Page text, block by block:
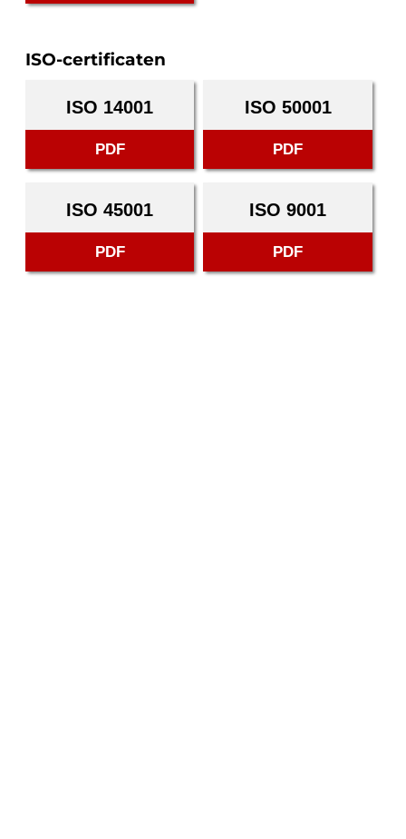
ISO-certificaten
ISO 14001
PDF
ISO 50001
PDF
ISO 45001
PDF
ISO 9001
PDF